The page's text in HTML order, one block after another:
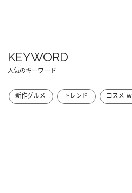
KEYWORD
人気のキーワード
新作グルメ トレンド コスメ_w